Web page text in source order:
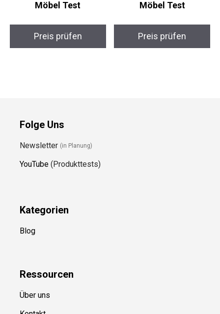
Möbel Test
Preis prüfen
Möbel Test
Preis prüfen
Folge Uns
Newsletter (in Planung)
YouTube (Produkttests)
Kategorien
Blog
Ressourcen
Über uns